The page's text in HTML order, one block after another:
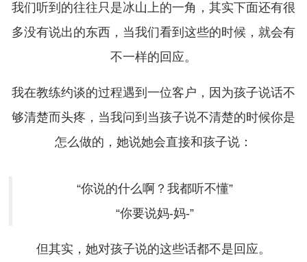
我们听到的往往只是冰山上的一角，其实下面还有很
多没有说出的东西，当我们看到这些的时候，就会有
不一样的回应。
我在教练约谈的过程遇到一位客户，因为孩子说话不
够清楚而头疼，当我问到当孩子说不清楚的时候你是
怎么做的，她说她会直接和孩子说：
“你说的什么啊？我都听不懂”
“你要说妈-妈-”
但其实，她对孩子说的这些话都不是回应。